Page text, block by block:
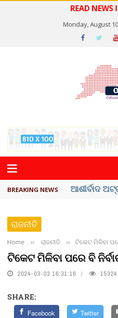
READ
Monday, August
BREAKING NEWS ବେଦାନ୍ତ
ରାଜନୀତି
Home ›› ରାଜନୀତି ›› ଟିକେଟ ମିଳିବା
ଟିକେଟ ମିଳିବା ପରେ ବି
2024-03-03 16:31:16 15324
SHARE:
Facebook Twitter